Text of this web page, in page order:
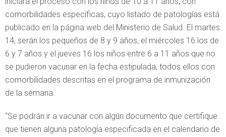
comorbilidades específicas, cuyo listado de patologías está
publicado en la página web del Ministerio de Salud. El martes
14, serán los pequeños de 8 y 9 años, el miércoles 16 los de
6 y 7 años y el jueves 16 los niños entre 6 a 11 años que no
se pudieron vacunar en la fecha estipulada, todos ellos con
comorbilidades descritas en el programa de inmunización
de la semana.
“Se podrán ir a vacunar con algún documento que certifique
que tienen alguna patología especificada en el calendario de